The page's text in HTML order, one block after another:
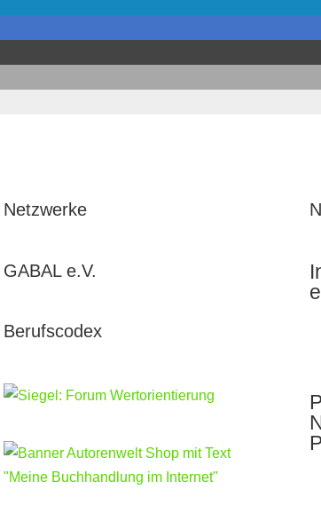
Netzwerke
GABAL e.V.
Berufscodex